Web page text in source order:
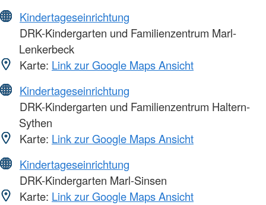
Kindertageseinrichtung
DRK-Kindergarten und Familienzentrum Marl-
Lenkerbeck
Karte: Link zur Google Maps Ansicht
Kindertageseinrichtung
DRK-Kindergarten und Familienzentrum Haltern-
Sythen
Karte: Link zur Google Maps Ansicht
Kindertageseinrichtung
DRK-Kindergarten Marl-Sinsen
Karte: Link zur Google Maps Ansicht